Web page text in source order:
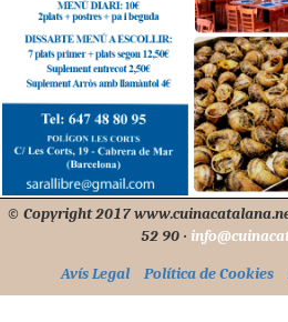
© Copyright 2017
52 90 ·
Avís Legal Política de Cookies